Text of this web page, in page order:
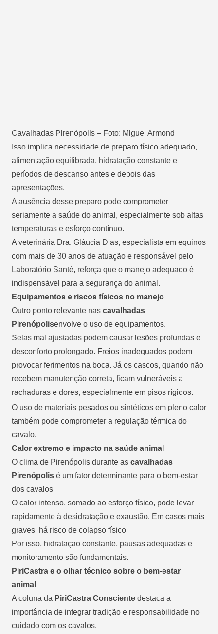
Cavalhadas Pirenópolis – Foto: Miguel Armond
Isso implica necessidade de preparo físico adequado,
alimentação equilibrada, hidratação constante e
períodos de descanso antes e depois das
apresentações.
A ausência desse preparo pode comprometer
seriamente a saúde do animal, especialmente sob altas
temperaturas e esforço contínuo.
A veterinária Dra. Gláucia Dias, especialista em equinos
com mais de 30 anos de atuação e responsável pelo
Laboratório Santé, reforça que o manejo adequado é
indispensável para a segurança do animal.
Equipamentos e riscos físicos no manejo
Outro ponto relevante nas cavalhadas
Pirenópolisenvolve o uso de equipamentos.
Selas mal ajustadas podem causar lesões profundas e
desconforto prolongado. Freios inadequados podem
provocar ferimentos na boca. Já os cascos, quando não
recebem manutenção correta, ficam vulneráveis a
rachaduras e dores, especialmente em pisos rígidos.
O uso de materiais pesados ou sintéticos em pleno calor
também pode comprometer a regulação térmica do
cavalo.
Calor extremo e impacto na saúde animal
O clima de Pirenópolis durante as cavalhadas
Pirenópolis é um fator determinante para o bem-estar
dos cavalos.
O calor intenso, somado ao esforço físico, pode levar
rapidamente à desidratação e exaustão. Em casos mais
graves, há risco de colapso físico.
Por isso, hidratação constante, pausas adequadas e
monitoramento são fundamentais.
PiriCastra e o olhar técnico sobre o bem-estar
animal
A coluna da PiriCastra Consciente destaca a
importância de integrar tradição e responsabilidade no
cuidado com os cavalos.